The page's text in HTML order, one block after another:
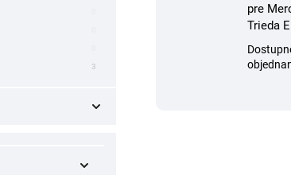
3
pre
Trieda E